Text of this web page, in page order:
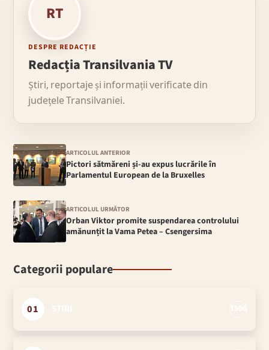
RT
DESPRE REDACȚIE
Redacția Transilvania TV
Știri, reportaje și informații verificate din
județele Transilvaniei.
ARTICOLUL ANTERIOR
Pictori sătmăreni și-au expus lucrările în
Parlamentul European de la Bruxelles
ARTICOLUL URMĂTOR
Orban Viktor promite suspendarea controlului
amănunțit la Vama Petea – Csengersima
Categorii populare
01